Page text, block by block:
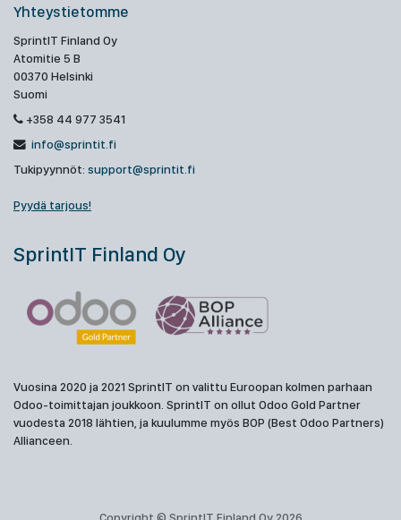
Yhteystietomme
SprintIT Finland Oy
Atomitie 5 B
00370 Helsinki
Suomi
+358 44 977 3541
info@sprintit.fi
Tukipyynnöt: support@sprintit.fi
Pyydä tarjous!
SprintIT Finland Oy
Vuosina 2020 ja 2021 SprintIT on valittu Euroopan kolmen parhaan
Odoo-toimittajan joukkoon. SprintIT on ollut Odoo Gold Partner
vuodesta 2018 lähtien, ja kuulumme myös BOP (Best Odoo Partners)
Allianceen.
Copyright © SprintIT Finland Oy 2026